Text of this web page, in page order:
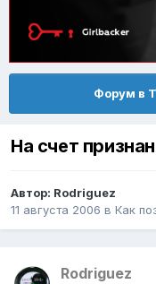
Форум в
На счет
Автор: Rodriguez
11 августа 2006 в Как
Rodriguez